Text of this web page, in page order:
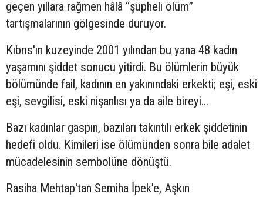
geçen yıllara rağmen hâlâ “şüpheli ölüm”
tartışmalarının gölgesinde duruyor.
Kıbrıs'ın kuzeyinde 2001 yılından bu yana 48 kadın
yaşamını şiddet sonucu yitirdi. Bu ölümlerin büyük
bölümünde fail, kadının en yakınındaki erkekti; eşi, eski
eşi, sevgilisi, eski nişanlısı ya da aile bireyi...
Bazı kadınlar gaspın, bazıları takıntılı erkek şiddetinin
hedefi oldu. Kimileri ise ölümünden sonra bile adalet
mücadelesinin sembolüne dönüştü.
Rasiha Mehtap'tan Semiha İpek'e, Aşkın